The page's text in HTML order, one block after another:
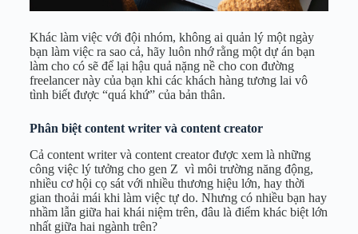
Khác làm việc với đội nhóm, không ai quản lý một ngày
bạn làm việc ra sao cả, hãy luôn nhớ rằng một dự án bạn
làm cho có sẽ để lại hậu quả nặng nề cho con đường
freelancer này của bạn khi các khách hàng tương lai vô
tình biết được “quá khứ” của bản thân.
Phân biệt content writer và content creator
Cả content writer và content creator được xem là những
công việc lý tưởng cho gen Z vì môi trường năng động,
nhiều cơ hội cọ sát với nhiều thương hiệu lớn, hay thời
gian thoải mái khi làm việc tự do. Nhưng có nhiều bạn hay
nhầm lẫn giữa hai khái niệm trên, đâu là điểm khác biệt lớn
nhất giữa hai ngành trên?